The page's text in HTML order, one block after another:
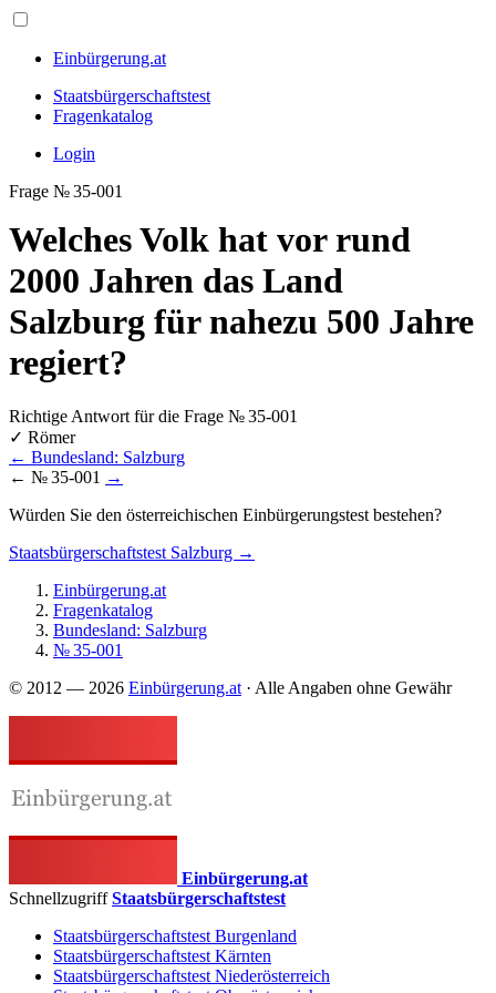
Einbürgerung.at
Staatsbürgerschaftstest
Fragenkatalog
Login
Frage № 35-001
Welches Volk hat vor rund
2000 Jahren das Land
Salzburg für nahezu 500 Jahre
regiert?
Richtige Antwort für die Frage № 35-001
✓ Römer
← Bundesland: Salzburg
← № 35-001 →
Würden Sie den österreichischen Einbürgerungstest bestehen?
Staatsbürgerschaftstest Salzburg →
Einbürgerung.at
Fragenkatalog
Bundesland: Salzburg
№ 35-001
© 2012 — 2026 Einbürgerung.at· Alle Angaben ohne Gewähr
Einbürgerung.at
SchnellzugriffStaatsbürgerschaftstest
Staatsbürgerschaftstest Burgenland
Staatsbürgerschaftstest Kärnten
Staatsbürgerschaftstest Niederösterreich